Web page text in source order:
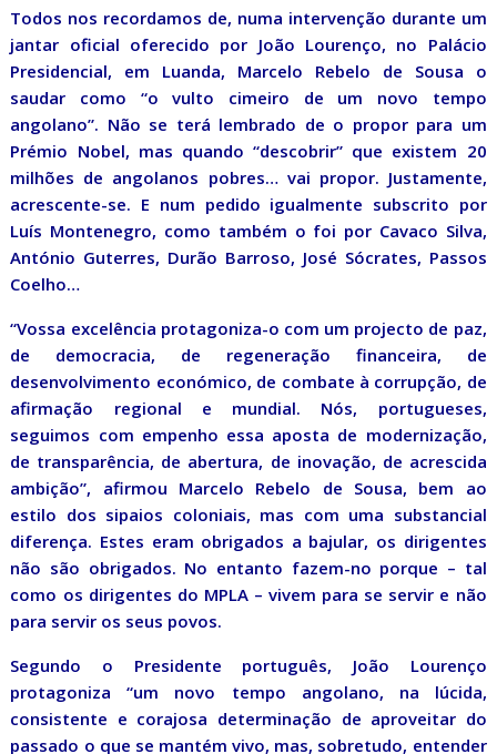
Todos nos recordamos de, numa intervenção durante um
jantar oficial oferecido por João Lourenço, no Palácio
Presidencial, em Luanda, Marcelo Rebelo de Sousa o
saudar como “o vulto cimeiro de um novo tempo
angolano”. Não se terá lembrado de o propor para um
Prémio Nobel, mas quando “descobrir” que existem 20
milhões de angolanos pobres… vai propor. Justamente,
acrescente-se. E num pedido igualmente subscrito por
Luís Montenegro, como também o foi por Cavaco Silva,
António Guterres, Durão Barroso, José Sócrates, Passos
Coelho…
“Vossa excelência protagoniza-o com um projecto de paz,
de democracia, de regeneração financeira, de
desenvolvimento económico, de combate à corrupção, de
afirmação regional e mundial. Nós, portugueses,
seguimos com empenho essa aposta de modernização,
de transparência, de abertura, de inovação, de acrescida
ambição”, afirmou Marcelo Rebelo de Sousa, bem ao
estilo dos sipaios coloniais, mas com uma substancial
diferença. Estes eram obrigados a bajular, os dirigentes
não são obrigados. No entanto fazem-no porque – tal
como os dirigentes do MPLA – vivem para se servir e não
para servir os seus povos.
Segundo o Presidente português, João Lourenço
protagoniza “um novo tempo angolano, na lúcida,
consistente e corajosa determinação de aproveitar do
passado o que se mantém vivo, mas, sobretudo, entender